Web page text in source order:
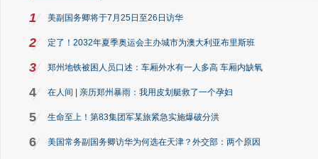
1 美副国务卿将于7月25日至26日访华
2 定了！2032年夏季奥运会主办城市为澳大利亚布里斯班
3 郑州地铁被困人员口述：车厢外水有一人多高 车厢内缺氧
4 在人间 | 亲历郑州暴雨：我用皮划艇救了一个孕妇
5 生命至上！第83集团军某旅紧急实施爆破分洪
6 美国常务副国务卿访华为何选在天津？外交部：两个原因